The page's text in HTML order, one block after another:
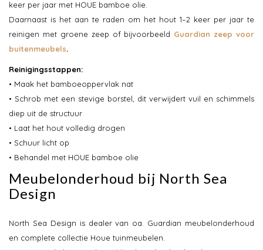
keer per jaar met HOUE bamboe olie.
Daarnaast is het aan te raden om het hout 1–2 keer per jaar te
reinigen met groene zeep of bijvoorbeeld Guardian zeep voor
buitenmeubels.
Reinigingsstappen:
• Maak het bamboeoppervlak nat
• Schrob met een stevige borstel, dit verwijdert vuil en schimmels
diep uit de structuur
• Laat het hout volledig drogen
• Schuur licht op
• Behandel met HOUE bamboe olie
Meubelonderhoud bij North Sea
Design
North Sea Design is dealer van oa. Guardian meubelonderhoud
en complete collectie Houe tuinmeubelen.